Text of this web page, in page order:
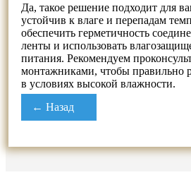
Да, такое решение подходит для
устойчив к влаге и перепадам
обеспечить герметичность
ленты и использовать
питания. Рекомендуем
монтажниками, чтобы правильно
в условиях высокой влажности.
← Назад